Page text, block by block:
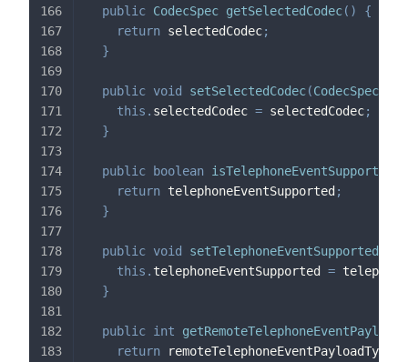
public CodecSpec getSelectedCodec( )
{
return selectedCodec;
}
public void setSelectedCodec(CodecSpec
this . selectedCodec = selectedCodec;
}
public boolean isTelephoneEventSupported
return telephoneEventSupported ;
}
public void setTelephoneEventSupported
this . telephoneEventSupported =
}
public int
return remoteTelephoneEventPayloadType